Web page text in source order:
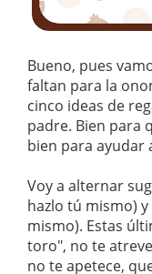
Bueno, pues
faltan para la
cinco ideas de
padre. Bien para
bien para ayudar
Voy a alternar
hazlo tú mismo)
mismo). Estas
toro", no te
no te apetece,